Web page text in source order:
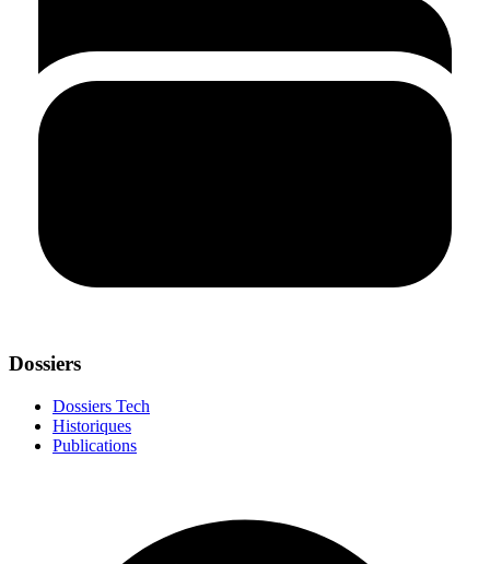
Dossiers
Dossiers Tech
Historiques
Publications